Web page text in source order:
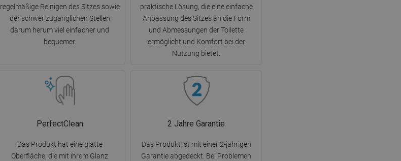
regelmäßige Reinigen des Sitzes sowie
der schwer zugänglichen Stellen
darum herum viel einfacher und
bequemer.
praktische Lösung, die eine einfache
Anpassung des Sitzes an die Form
und Abmessungen der Toilette
ermöglicht und Komfort bei der
Nutzung bietet.
PerfectClean
Das Produkt hat eine glatte
Oberfläche, die mit ihrem Glanz
2 Jahre Garantie
Das Produkt ist mit einer 2-jährigen
Garantie abgedeckt. Bei Problemen
GREEK